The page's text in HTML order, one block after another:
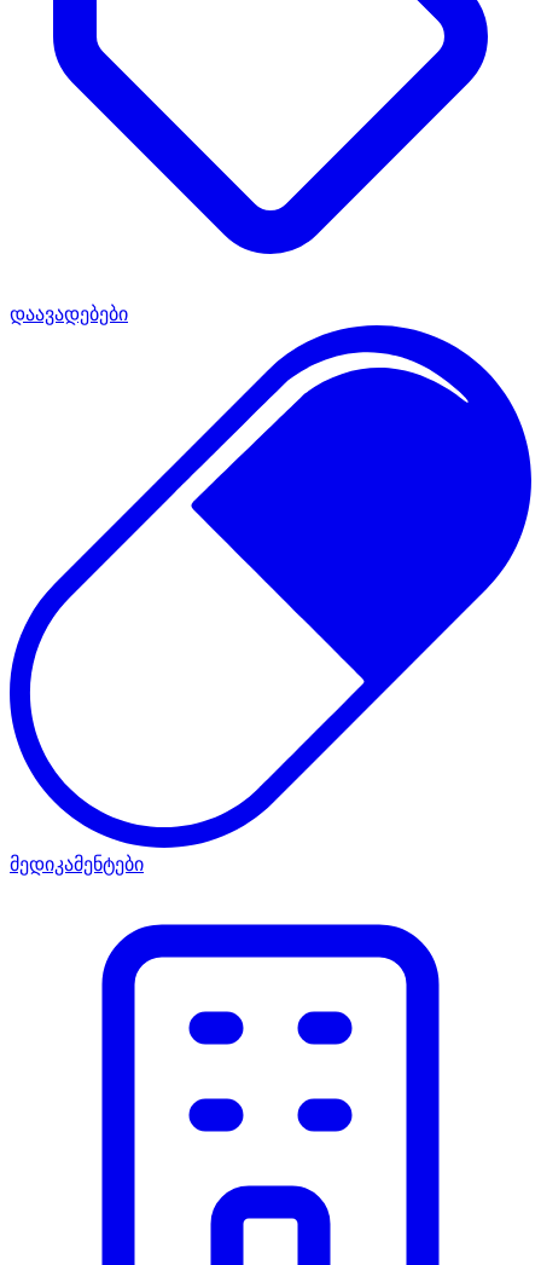
დაავადებები
მედიკამენტები